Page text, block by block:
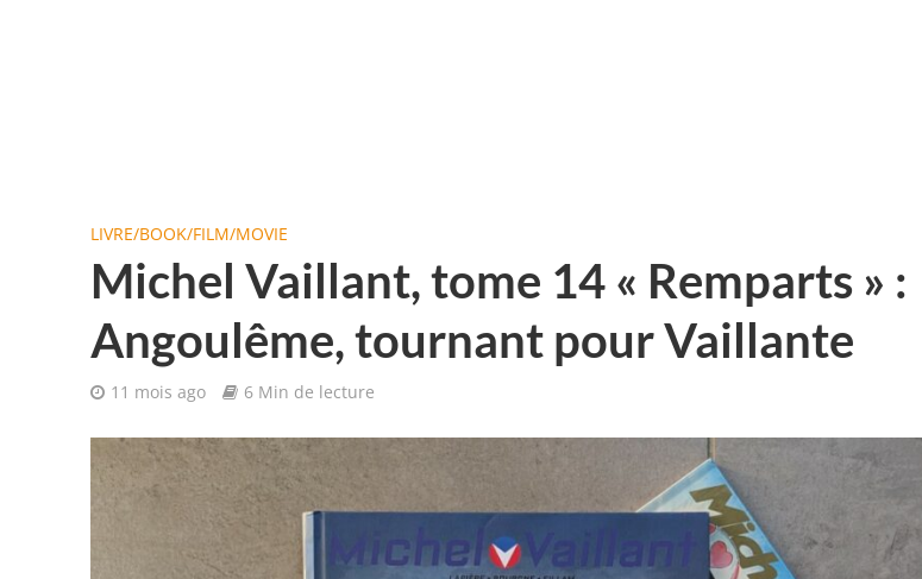
LIVRE/BOOK/FILM/MOVIE
Michel Vaillant, tome 14 « Remparts » :
Angoulême, tournant pour Vaillante
11 mois ago 6 Min de lecture